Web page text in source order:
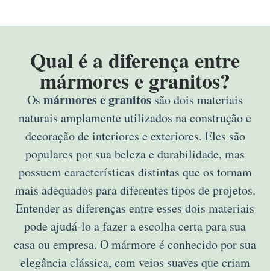
Qual é a diferença entre
mármores e granitos?
Os mármores e granitos são dois materiais
naturais amplamente utilizados na construção e
decoração de interiores e exteriores. Eles são
populares por sua beleza e durabilidade, mas
possuem características distintas que os tornam
mais adequados para diferentes tipos de projetos.
Entender as diferenças entre esses dois materiais
pode ajudá-lo a fazer a escolha certa para sua
casa ou empresa. O mármore é conhecido por sua
elegância clássica, com veios suaves que criam